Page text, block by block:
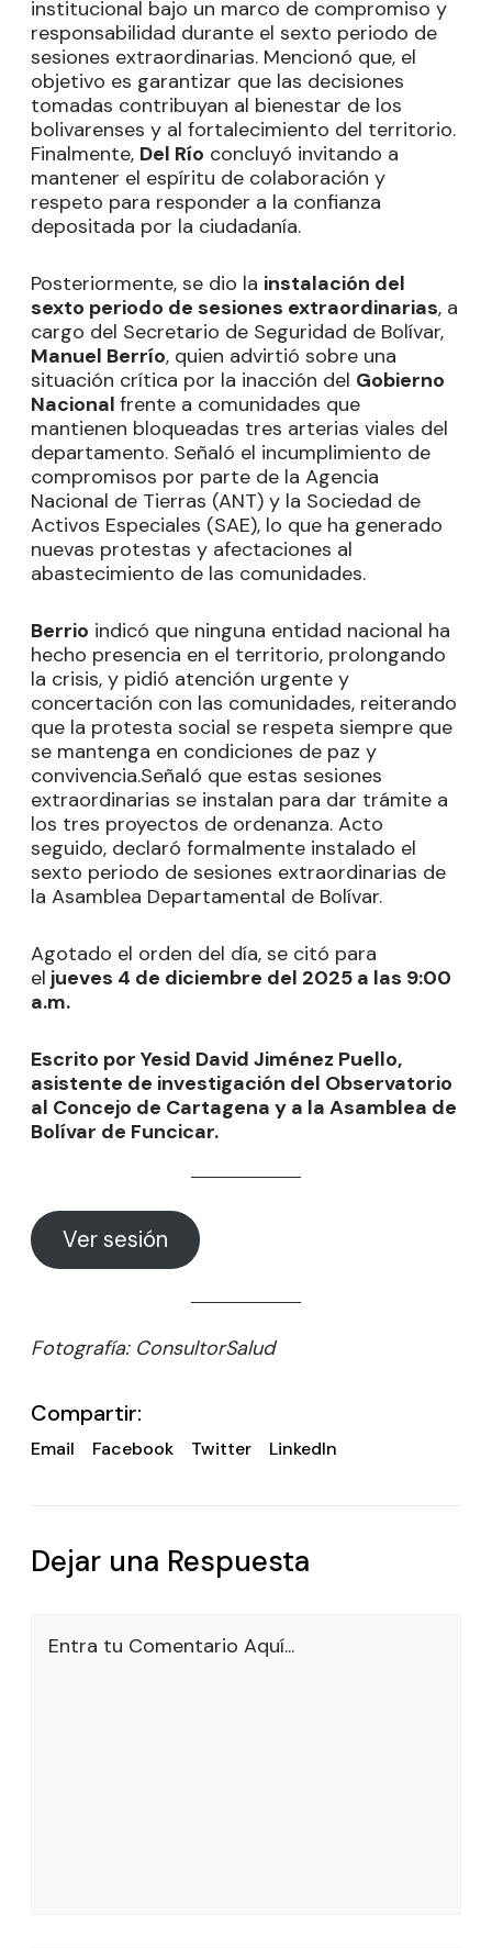
institucional bajo un marco de compromiso y
responsabilidad durante el sexto periodo de
sesiones extraordinarias. Mencionó que, el
objetivo es garantizar que las decisiones
tomadas contribuyan al bienestar de los
bolivarenses y al fortalecimiento del territorio.
Finalmente, Del Río concluyó invitando a
mantener el espíritu de colaboración y
respeto para responder a la confianza
depositada por la ciudadanía.
Posteriormente, se dio la instalación del
sexto periodo de sesiones extraordinarias, a
cargo del Secretario de Seguridad de Bolívar,
Manuel Berrío, quien advirtió sobre una
situación crítica por la inacción del Gobierno
Nacional frente a comunidades que
mantienen bloqueadas tres arterias viales del
departamento. Señaló el incumplimiento de
compromisos por parte de la Agencia
Nacional de Tierras (ANT) y la Sociedad de
Activos Especiales (SAE), lo que ha generado
nuevas protestas y afectaciones al
abastecimiento de las comunidades.
Berrio indicó que ninguna entidad nacional ha
hecho presencia en el territorio, prolongando
la crisis, y pidió atención urgente y
concertación con las comunidades, reiterando
que la protesta social se respeta siempre que
se mantenga en condiciones de paz y
convivencia.Señaló que estas sesiones
extraordinarias se instalan para dar trámite a
los tres proyectos de ordenanza. Acto
seguido, declaró formalmente instalado el
sexto periodo de sesiones extraordinarias de
la Asamblea Departamental de Bolívar.
Agotado el orden del día, se citó para
el jueves 4 de diciembre del 2025 a las 9:00
a.m.
Escrito por Yesid David Jiménez Puello,
asistente de investigación del Observatorio
al Concejo de Cartagena y a la Asamblea de
Bolívar de Funcicar.
Ver sesión
Fotografía: ConsultorSalud
Compartir:
Email Facebook Twitter LinkedIn
Dejar una Respuesta
Entra tu Comentario Aquí...